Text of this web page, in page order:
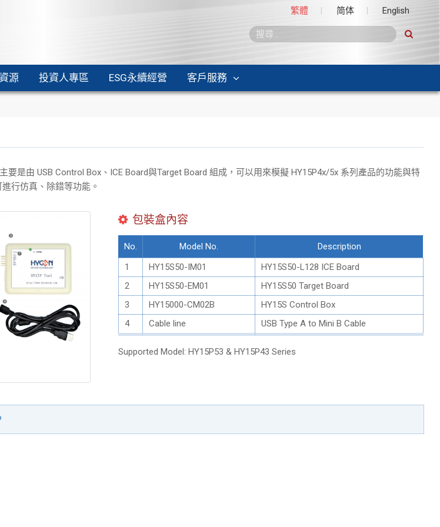
繁體 简体 English
源 投資人專區 ESG永續經營 客戶服務
要是由 USB Control Box、ICE Board與Target Board 組成，可以用來模擬 HY15P4x/5x 系列產品的功能與特
行仿真、除錯等功能。
包裝盒內容
No. Model No.
Description
1
HY15S50-IM01
HY15S50-L128 ICE Board
2
HY15S50-EM01
HY15S50 Target Board
3
HY15000-CM02B
HY15S Control Box
4
Cable line USB Type A to Mini B Cable
Supported Model: HY15P53 & HY15P43 Series